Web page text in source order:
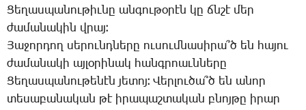
­Ցե­ղաս­պա­նու­թիւ­նը ան­գու­թօ­րէն կը ճնշէ մեր
ժա­մա­նա­կին վրայ։
­Յա­ջոր­դող սե­րունդ­նե­րը ու­սում­նա­սի­րա՞ծ են հա­յու
ժա­մա­նա­կի այ­լօ­րի­նակ հանգ­րոաւն­նե­րը
­Ցե­ղաս­պա­նու­թե­նէն յե­տոյ։ ­Վեր­լու­ծա՞ծ են ա­նոր
տե­սա­բա­նա­կան թէ ի­րա­պաշ­տա­կան բնոյ­թը ի­րար